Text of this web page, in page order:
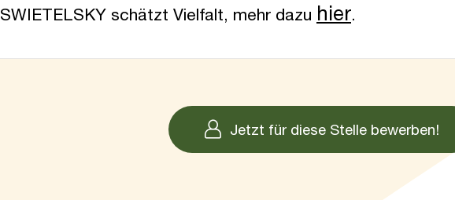
SWIETELSKY schätzt Vielfalt, mehr dazu hier.
Jetzt für diese Stelle bewerben!